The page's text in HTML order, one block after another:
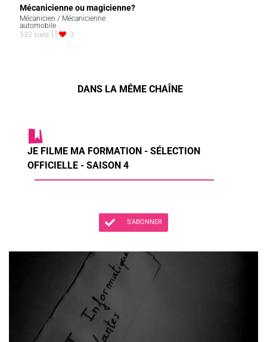
Mécanicienne ou magicienne?
Mécanicien / Mécanicienne
automobile
533 vues
3
DANS LA MÊME CHAÎNE
JE FILME MA FORMATION - SÉLECTION
OFFICIELLE - SAISON 4
S'ABONNER